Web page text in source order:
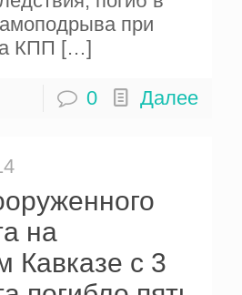
при
КПП […]
0 Далее
на
Кавказе с 3